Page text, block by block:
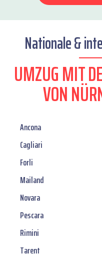
Nationale &
UMZUG MIT
VON
Ancona
Cagliari
Forli
Mailand
Novara
Pescara
Rimini
Tarent